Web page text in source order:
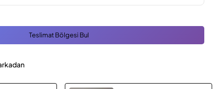
Teslimat Bölgesi Bul